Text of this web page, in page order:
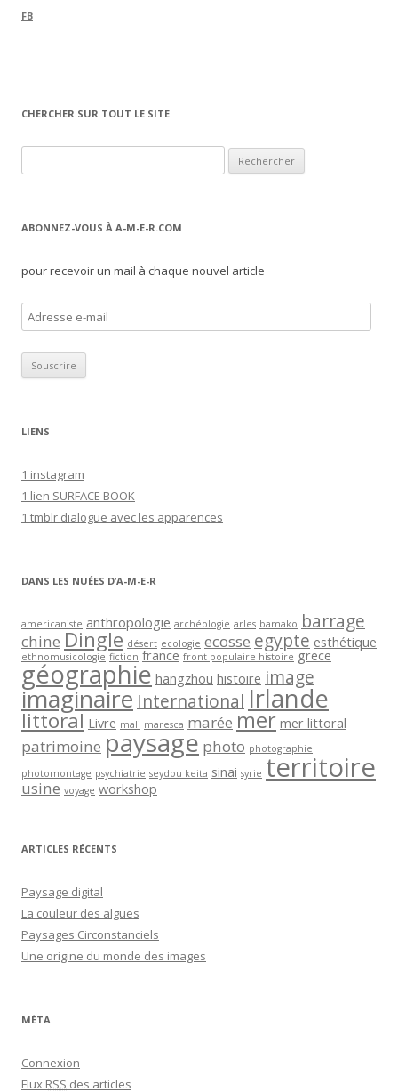
FB
CHERCHER SUR TOUT LE SITE
ABONNEZ-VOUS À A-M-E-R.COM
pour recevoir un mail à chaque nouvel article
d
r
e
-
m
a
LIENS
1 instagram
1 lien SURFACE BOOK
1 tmblr dialogue avec les apparences
DANS LES NUÉES D’A-M-E-R
americaniste anthropologie archéologie arles bamako barrage
chine Dingle désert ecologie ecosse egypte esthétique
ethnomusicologie fiction france front populaire histoire grece
géographie hangzhou histoire image
imaginaire International Irlande
littoral Livre mali maresca marée mer mer littoral
patrimoine paysage photo photographie
photomontage psychiatrie seydou keita sinai syrie territoire
usine voyage workshop
ARTICLES RÉCENTS
Paysage digital
La couleur des algues
Paysages Circonstanciels
Une origine du monde des images
MÉTA
Connexion
Flux RSS des articles